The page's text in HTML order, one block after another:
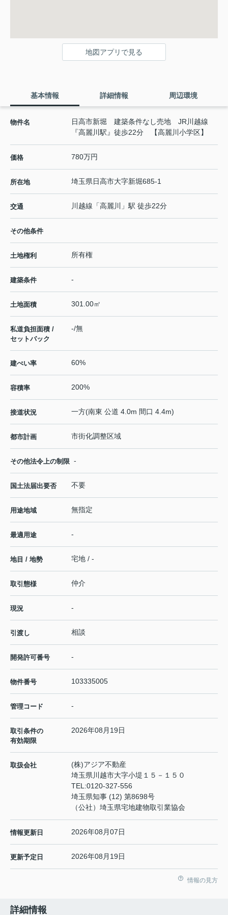
地図アプリで見る
基本情報 詳細情報 周辺環境
物件名
日高市新堀 建築条件なし売地 JR川越線
『高麗川駅』徒歩22分 【高麗川小学区】
価格 780万円
所在地 埼玉県日高市大字新堀685-1
交通 川越線 「高麗川 」駅 徒歩22分
その他条件
土地権利 所有権
建築条件 -
土地面積 301.00㎡
私道負担面積 /
セットバック
-/無
建ぺい率 60%
容積率 200%
接道状況 一方(南東 公道 4.0m 間口 4.4m)
都市計画 市街化調整区域
その他法令上の制限 -
国土法届出要否 不要
用途地域 無指定
最適用途 -
地目 / 地勢 宅地 / -
取引態様 仲介
現況 -
引渡し 相談
開発許可番号 -
物件番号 103335005
管理コード -
取引条件の
有効期限
2026年08月19日
取扱会社
(株)アジア不動産
埼玉県川越市大字小堤１５－１５０
TEL:0120-327-556
埼玉県知事 (12) 第8698号
（公社）埼玉県宅地建物取引業協会
情報更新日 2026年08月07日
更新予定日 2026年08月19日
情報の見方
詳細情報